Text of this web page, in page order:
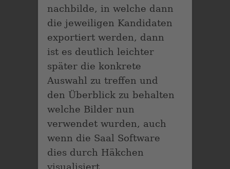
nachbilde, in welche dann
die jeweiligen Kandidaten
exportiert werden, dann
ist es deutlich leichter
später die konkrete
Auswahl zu treffen und
den Überblick zu behalten
welche Bilder nun
verwendet wurden, auch
wenn die Saal Software
dies durch Häkchen
visualisiert.